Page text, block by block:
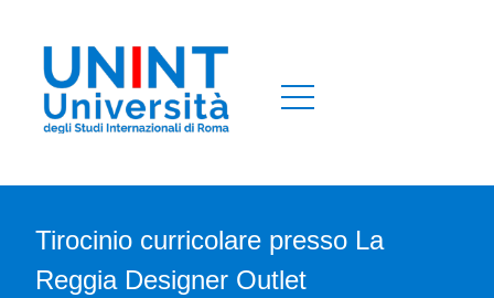
Tirocinio curricolare presso La
Reggia Designer Outlet